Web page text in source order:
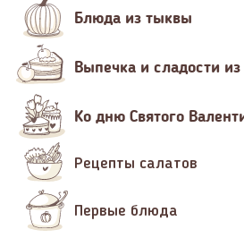
Блюда из тыквы
Выпечка и сладости из
Ко дню Святого
Рецепты салатов
Первые блюда